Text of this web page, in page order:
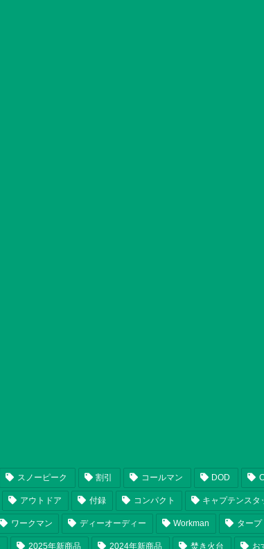
スノーピーク 割引 コールマン DOD
アウトドア 付録 コンパクト キャプテンスタ
ワークマン ディーオーディー Workman タープ
2025年新商品 2024年新商品 焚き火台 お